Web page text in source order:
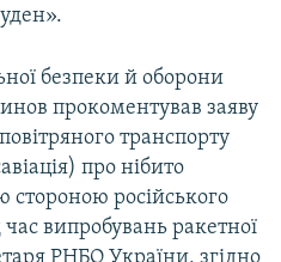
безпеки й оборони
прокоментував заяву
транспорту
про нібито
російського
час випробувань ракетної